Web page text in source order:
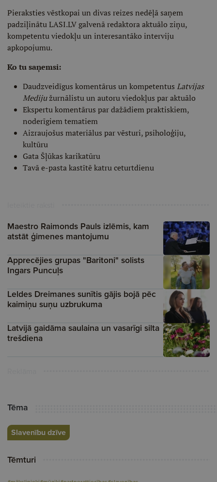
Pieraksties vēstkopai un divas reizes nedēļā saņem
padziļinātu LASI.LV galvenā redaktora aktuālo ziņu,
kompetentu viedokļu un interesantāko interviju
apkopojumu.
Ko tu saņemsi:
Daudzveidīgus komentārus un kompetentus Latvijas
Medijužurnālistu un autoru viedokļus par aktuālo
Ekspertu komentārus par dažādiem praktiskiem,
noderīgiem tematiem
Aizraujošus materiālus par vēsturi, psiholoģiju,
kultūru
Gata Šļūkas karikatūru
Tavā e-pasta kastītē katru ceturtdienu
Maestro Raimonds Pauls izlēmis, kam
atstāt ģimenes mantojumu
Apprecējies grupas "Baritoni" solists
Ingars Puncuļs
Leldes Dreimanes sunītis gājis bojā pēc
kaimiņu suņu uzbrukuma
Latvijā gaidāma saulaina un vasarīgi silta
trešdiena
Tēma
Slavenību dzīve
Tēmturi